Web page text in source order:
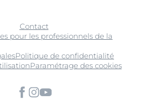
Contact
pour les professionnels de la
Politique de confidentialité
Paramétrage des cookies